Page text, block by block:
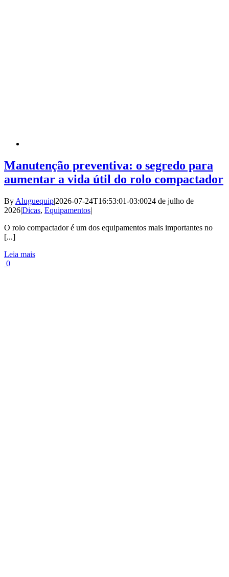
Manutenção preventiva: o segredo para
aumentar a vida útil do rolo compactador
By Aluguequip|2026-07-24T16:53:01-03:0024 de julho de
2026|Dicas, Equipamentos|
O rolo compactador é um dos equipamentos mais importantes no
[...]
Leia mais
0